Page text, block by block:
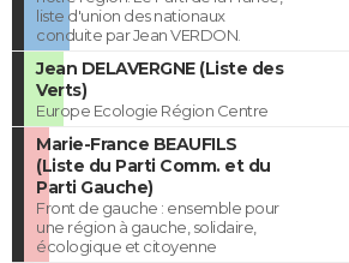
liste d'union des nationaux
conduite par Jean VERDON.
Jean DELAVERGNE (Liste des
Verts)
Europe Ecologie Région Centre
Marie-France BEAUFILS
(Liste du Parti Comm. et du
Parti Gauche)
Front de gauche : ensemble pour
une région à gauche, solidaire,
écologique et citoyenne